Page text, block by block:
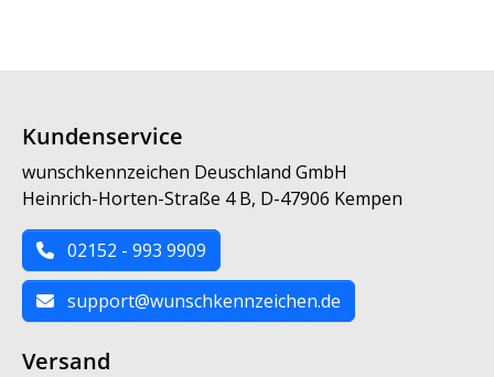
Kundenservice
wunschkennzeichen Deuschland GmbH
Heinrich-Horten-Straße 4 B, D-47906 Kempen
02152 - 993 9909
support@wunschkennzeichen.de
Versand